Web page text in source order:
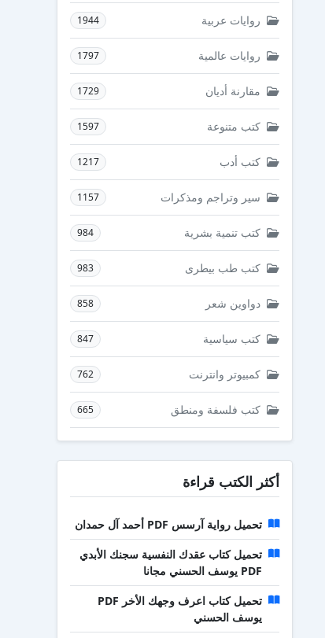
روايات عربية 1944
روايات عالمية 1797
مقارنة أديان 1729
كتب متنوعة 1597
كتب أدب 1217
سير وتراجم ومذكرات 1157
كتب تنمية بشرية 984
كتب طب بيطرى 983
دواوين شعر 858
كتب سياسية 847
كمبيوتر وانترنت 762
كتب فلسفة ومنطق 665
أكثر الكتب قراءة
تحميل رواية آرسس PDF أحمد آل حمدان
تحميل كتاب عقدك النفسية سجنك الأبدي
PDF يوسف الحسني مجانا
تحميل كتاب اعرف وجهك الأخر PDF
يوسف الحسني